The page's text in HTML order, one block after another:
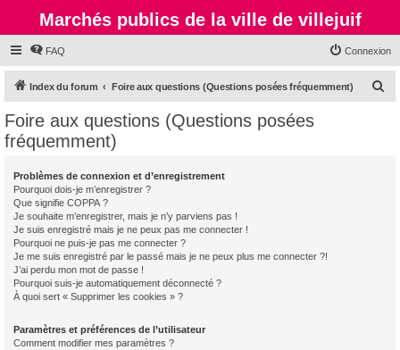
Marchés publics de la ville de villejuif
FAQ Connexion
Index du forum Foire aux questions (Questions posées fréquemment)
Foire aux questions (Questions posées
fréquemment)
Problèmes de connexion et d’enregistrement
Pourquoi dois-je m’enregistrer ?
Que signifie COPPA ?
Je souhaite m’enregistrer, mais je n’y parviens pas !
Je suis enregistré mais je ne peux pas me connecter !
Pourquoi ne puis-je pas me connecter ?
Je me suis enregistré par le passé mais je ne peux plus me connecter ?!
J’ai perdu mon mot de passe !
Pourquoi suis-je automatiquement déconnecté ?
À quoi sert « Supprimer les cookies » ?
Paramètres et préférences de l’utilisateur
Comment modifier mes paramètres ?